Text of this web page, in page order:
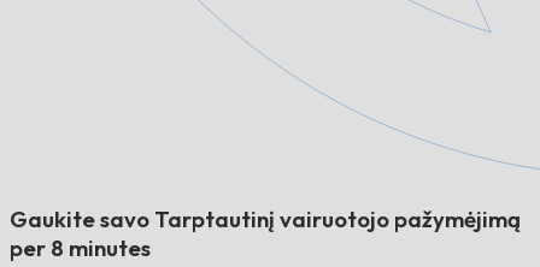
Gaukite savo Tarptautinį vairuotojo pažymėjimą
per 8 minutes